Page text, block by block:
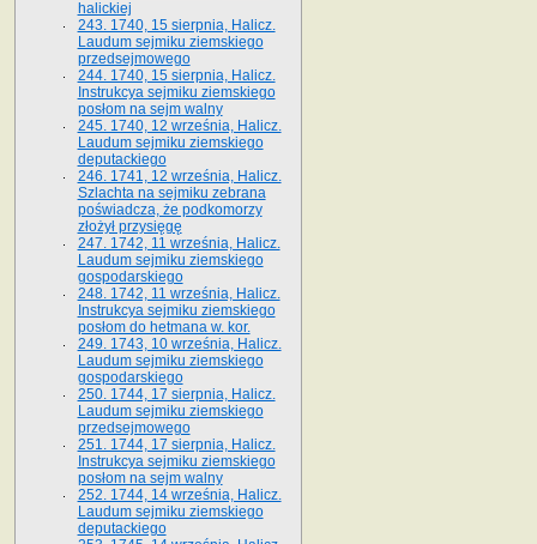
halickiej
243. 1740, 15 sierpnia, Halicz.
Laudum sejmiku ziemskiego
przedsejmowego
244. 1740, 15 sierpnia, Halicz.
Instrukcya sejmiku ziemskiego
posłom na sejm walny
245. 1740, 12 września, Halicz.
Laudum sejmiku ziemskiego
deputackiego
246. 1741, 12 września, Halicz.
Szlachta na sejmiku zebrana
poświadcza, że podkomorzy
złożył przysięgę
247. 1742, 11 września, Halicz.
Laudum sejmiku ziemskiego
gospodarskiego
248. 1742, 11 września, Halicz.
Instrukcya sejmiku ziemskiego
posłom do hetmana w. kor.
249. 1743, 10 września, Halicz.
Laudum sejmiku ziemskiego
gospodarskiego
250. 1744, 17 sierpnia, Halicz.
Laudum sejmiku ziemskiego
przedsejmowego
251. 1744, 17 sierpnia, Halicz.
Instrukcya sejmiku ziemskiego
posłom na sejm walny
252. 1744, 14 września, Halicz.
Laudum sejmiku ziemskiego
deputackiego